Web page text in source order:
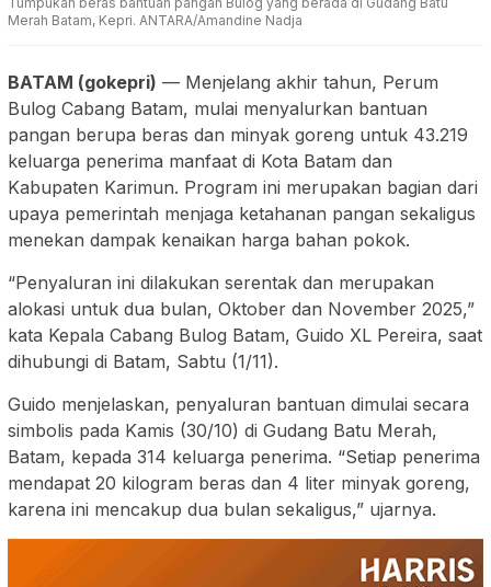
Merah Batam, Kepri. ANTARA/Amandine Nadja
BATAM (gokepri) — Menjelang akhir tahun, Perum
Bulog Cabang Batam, mulai menyalurkan bantuan
pangan berupa beras dan minyak goreng untuk 43.219
keluarga penerima manfaat di Kota Batam dan
Kabupaten Karimun. Program ini merupakan bagian dari
upaya pemerintah menjaga ketahanan pangan sekaligus
menekan dampak kenaikan harga bahan pokok.
“Penyaluran ini dilakukan serentak dan merupakan
alokasi untuk dua bulan, Oktober dan November 2025,”
kata Kepala Cabang Bulog Batam, Guido XL Pereira, saat
dihubungi di Batam, Sabtu (1/11).
Guido menjelaskan, penyaluran bantuan dimulai secara
simbolis pada Kamis (30/10) di Gudang Batu Merah,
Batam, kepada 314 keluarga penerima. “Setiap penerima
mendapat 20 kilogram beras dan 4 liter minyak goreng,
karena ini mencakup dua bulan sekaligus,” ujarnya.